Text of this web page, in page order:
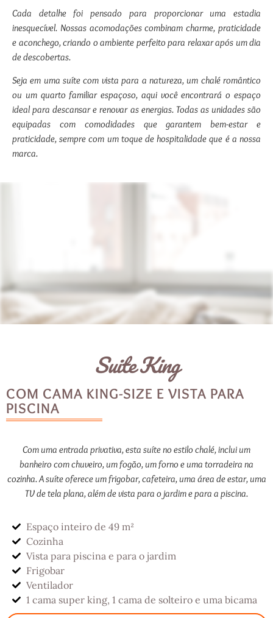
Cada detalhe foi pensado para proporcionar uma estadia
inesquecível. Nossas acomodações combinam charme, praticidade
e aconchego, criando o ambiente perfeito para relaxar após um dia
de descobertas.
Seja em uma suíte com vista para a natureza, um chalé romântico
ou um quarto familiar espaçoso, aqui você encontrará o espaço
ideal para descansar e renovar as energias. Todas as unidades são
equipadas com comodidades que garantem bem-estar e
praticidade, sempre com um toque de hospitalidade que é a nossa
marca.
Suite King
COM CAMA KING-SIZE E VISTA PARA
PISCINA
Com uma entrada privativa, esta suíte no estilo chalé, inclui um
banheiro com chuveiro, um fogão, um forno e uma torradeira na
cozinha. A suíte oferece um frigobar, cafeteira, uma área de estar, uma
TV de tela plana, além de vista para o jardim e para a piscina.
Espaço inteiro de 49 m²
Cozinha
Vista para piscina e para o jardim
Frigobar
Ventilador
1 cama super king, 1 cama de solteiro e uma bicama